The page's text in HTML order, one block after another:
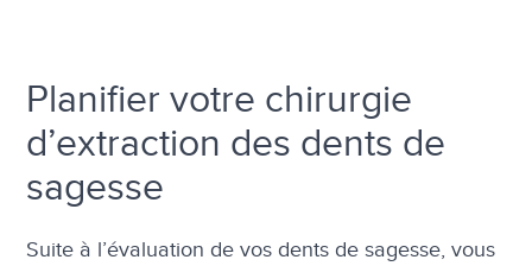
Planifier votre chirurgie
d’extraction des dents de
sagesse
Suite à l’évaluation de vos dents de sagesse, vous